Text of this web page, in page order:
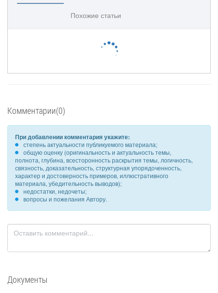
Похожие статьи
Комментарии(0)
При добавлении комментария укажите:
степень актуальности публикуемого материала;
общую оценку (оригинальность и актуальность темы,
полнота, глубина, всесторонность раскрытия темы, логичность,
связность, доказательность, структурная упорядоченность,
характер и достоверность примеров, иллюстративного
материала, убедительность выводов);
недостатки, недочеты;
вопросы и пожелания Автору.
Документы